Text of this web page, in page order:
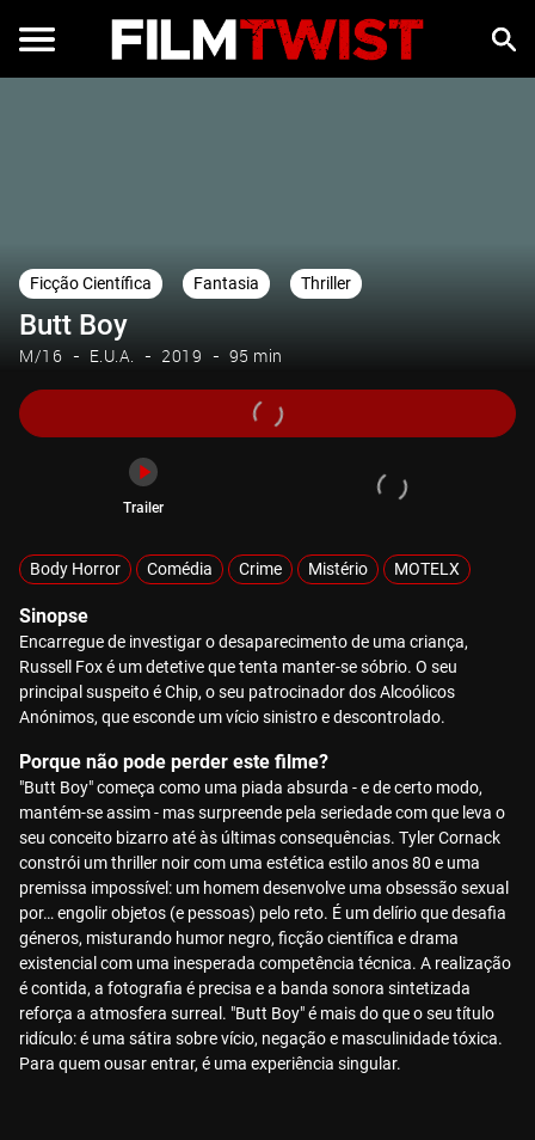
Ficção Científica Fantasia Thriller
Butt Boy
M/16 E.U.A. 2019 95 min
Trailer
Body Horror Comédia Crime Mistério MOTELX
Sinopse
Encarregue de investigar o desaparecimento de uma criança,
Russell Fox é um detetive que tenta manter-se sóbrio. O seu
principal suspeito é Chip, o seu patrocinador dos Alcoólicos
Anónimos, que esconde um vício sinistro e descontrolado.
Porque não pode perder este filme?
"Butt Boy" começa como uma piada absurda - e de certo modo,
mantém-se assim - mas surpreende pela seriedade com que leva o
seu conceito bizarro até às últimas consequências. Tyler Cornack
constrói um thriller noir com uma estética estilo anos 80 e uma
premissa impossível: um homem desenvolve uma obsessão sexual
por… engolir objetos (e pessoas) pelo reto. É um delírio que desafia
géneros, misturando humor negro, ficção científica e drama
existencial com uma inesperada competência técnica. A realização
é contida, a fotografia é precisa e a banda sonora sintetizada
reforça a atmosfera surreal. "Butt Boy" é mais do que o seu título
ridículo: é uma sátira sobre vício, negação e masculinidade tóxica.
Para quem ousar entrar, é uma experiência singular.